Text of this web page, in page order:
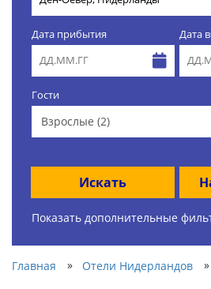
Дата прибытия Дата
Гости
Взрослые (2)
Искать
Показать дополнительные
Главная » Отели Нидерландов »